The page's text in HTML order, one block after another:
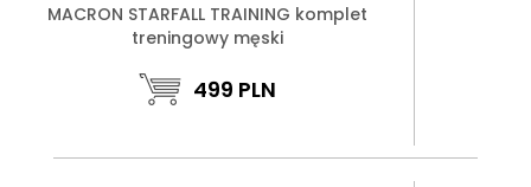
MACRON STARFALL TRAINING komplet
treningowy męski
499 PLN